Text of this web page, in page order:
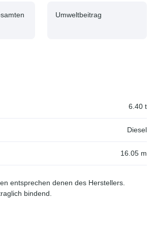
Umweltbeitrag
6.40 t
Diesel
16.05 m
entsprechen denen des Herstellers.
bindend.